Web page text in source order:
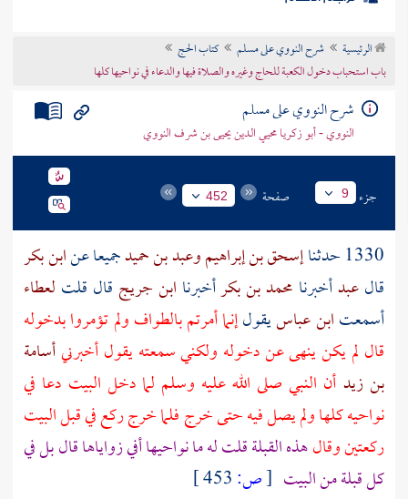
موضوعي
تراجم الأعلام
الرئيسية شرح النووي على مسلم
كتاب الحج
باب استحباب دخول الكعبة للحاج وغيره والصلاة فيها والدعاء في نواحيها كلها
شرح النووي على مسلم
النووي - أبو زكريا محيي الدين يحيى بن شرف النووي
جزء 9 صفحة 452
1330 حدثنا إسحق بن إبراهيموعبد بن حميدجميعا عنابن بكر
قالعبدأخبرنا محمد بن بكرأخبرنا ابن جريج قال قلت لعطاء
أسمعتابن عباسيقولإنما أمرتم بالطواف ولم تؤمروا بدخوله
قال لم يكن ينهى عن دخوله ولكني سمعته يقول أخبرنيأسامة
بن زيد أن النبي صلى الله عليه وسلم لما دخل البيت دعا في
نواحيه كلها ولم يصل فيه حتى خرج فلما خرج ركع في قبلالبيت
ركعتين وقالهذه القبلة قلت له ما نواحيها أفي زواياها قال بل في
كل قبلة منالبيت [ص: